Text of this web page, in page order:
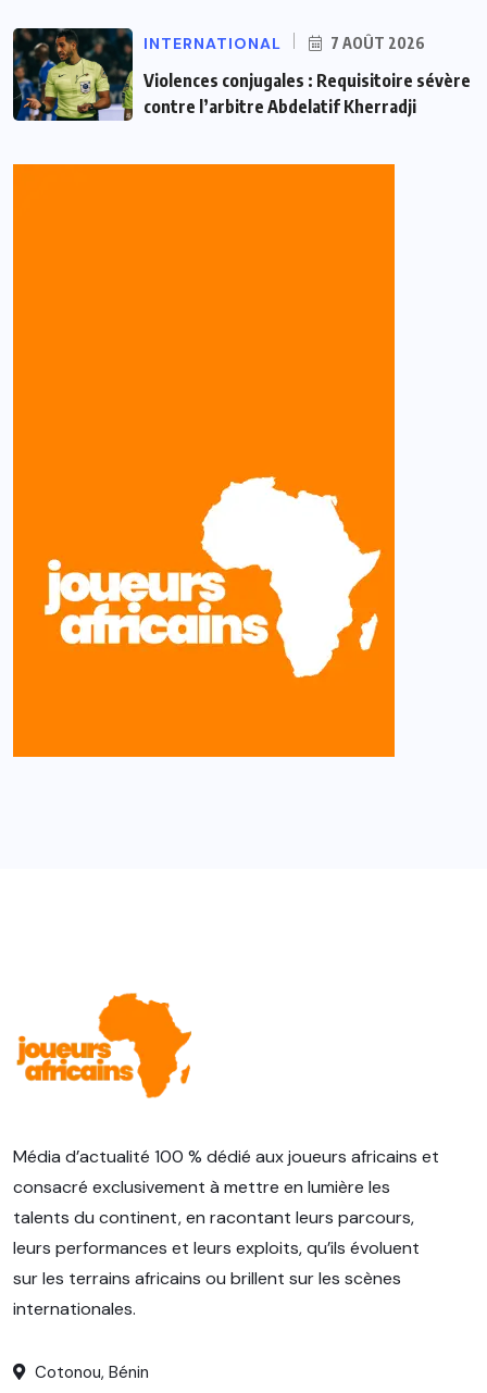
INTERNATIONAL 7 AOÛT 2026
Violences conjugales : Requisitoire sévère
contre l’arbitre Abdelatif Kherradji
Média d’actualité 100 % dédié aux joueurs africains et
consacré exclusivement à mettre en lumière les
talents du continent, en racontant leurs parcours,
leurs performances et leurs exploits, qu’ils évoluent
sur les terrains africains ou brillent sur les scènes
internationales.
Cotonou, Bénin